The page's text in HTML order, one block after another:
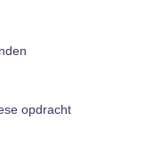
opdracht